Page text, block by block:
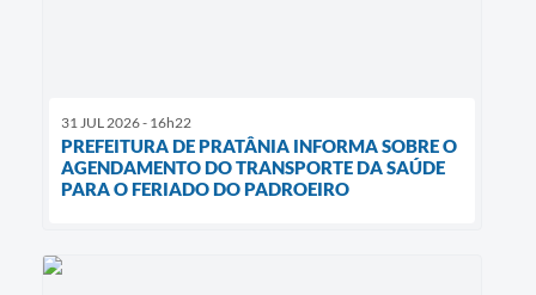
31 JUL 2026 - 16h22
PREFEITURA DE PRATÂNIA INFORMA SOBRE O
AGENDAMENTO DO TRANSPORTE DA SAÚDE
PARA O FERIADO DO PADROEIRO